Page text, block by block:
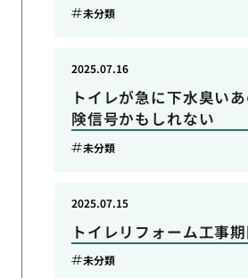
未分類
トイレが急に下水臭い
険信号かもしれない
2025.07.16
未分類
トイレリフォーム工事
2025.07.15
未分類